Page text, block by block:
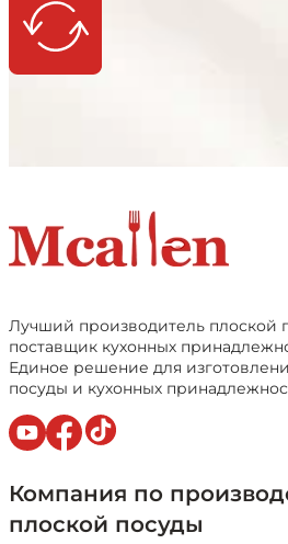
Лучший производитель плоской
поставщик кухонных
Единое решение для
посуды и кухонных
Компания по
плоской посуды